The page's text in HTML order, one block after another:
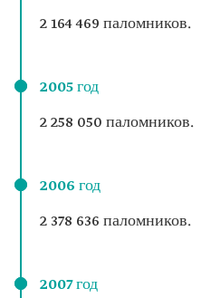
2 164 469 паломников.
2005 год
2 258 050 паломников.
2006 год
2 378 636 паломников.
2007 год